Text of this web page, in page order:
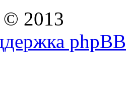
© 2013
phpBB